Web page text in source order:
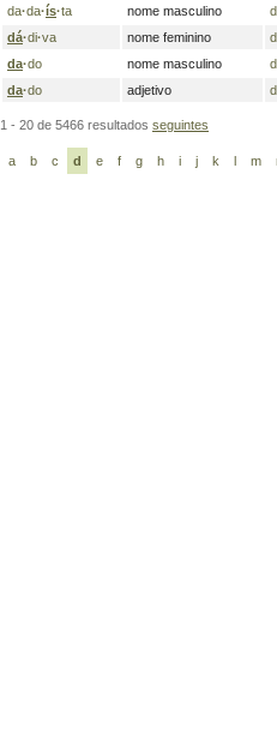
da·da·ís·ta nome masculino
dá·di·va nome feminino
da·do nome masculino
da·do adjetivo
1 - 20 de 5466 resultados seguintes
a b c d e f g h i j k l m